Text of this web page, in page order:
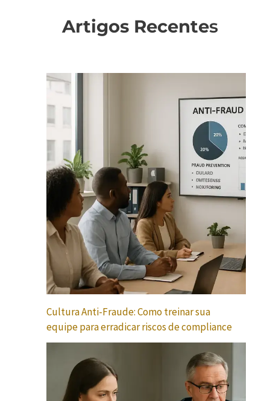
Artigos Recentes
Cultura Anti-Fraude: Como treinar sua
equipe para erradicar riscos de compliance